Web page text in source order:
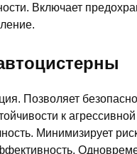
Включает
Позволяет
к
Минимизирует